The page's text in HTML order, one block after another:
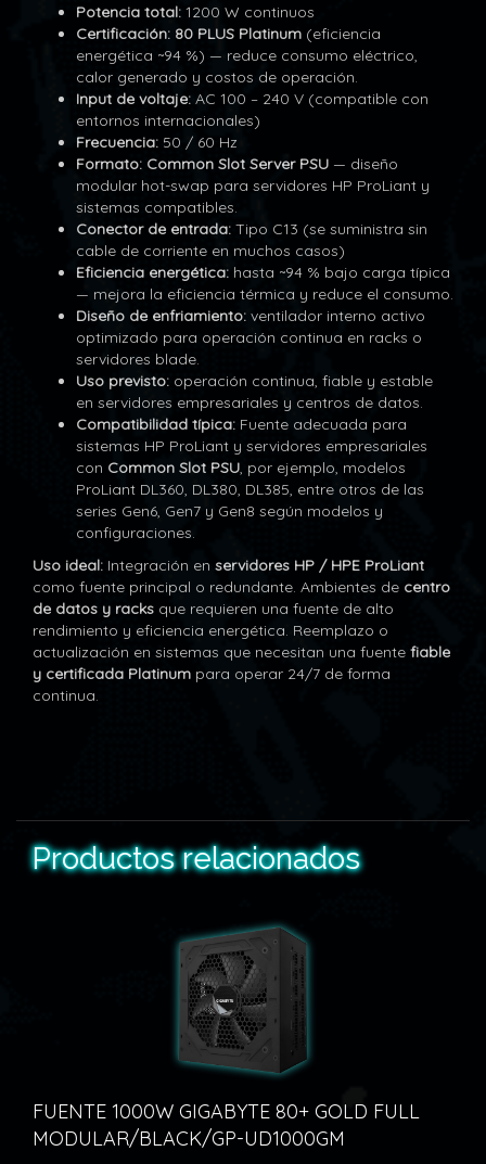
Potencia total: 1200 W continuos
Certificación: 80 PLUS Platinum (eficiencia
energética ~94 %) — reduce consumo eléctrico,
calor generado y costos de operación.
Input de voltaje: AC 100 – 240 V (compatible con
entornos internacionales)
Frecuencia: 50 / 60 Hz
Formato: Common Slot Server PSU — diseño
modular hot-swap para servidores HP ProLiant y
sistemas compatibles.
Conector de entrada: Tipo C13 (se suministra sin
cable de corriente en muchos casos)
Eficiencia energética: hasta ~94 % bajo carga típica
— mejora la eficiencia térmica y reduce el consumo.
Diseño de enfriamiento: ventilador interno activo
optimizado para operación continua en racks o
servidores blade.
Uso previsto: operación continua, fiable y estable
en servidores empresariales y centros de datos.
Compatibilidad típica: Fuente adecuada para
sistemas HP ProLiant y servidores empresariales
con Common Slot PSU , por ejemplo, modelos
ProLiant DL360, DL380, DL385, entre otros de las
series Gen6, Gen7 y Gen8 según modelos y
configuraciones.
Uso ideal: Integración en servidores HP / HPE ProLiant
como fuente principal o redundante. Ambientes de centro
de datos y racks que requieren una fuente de alto
rendimiento y eficiencia energética. Reemplazo o
actualización en sistemas que necesitan una fuente fiable
y certificada Platinum para operar 24/7 de forma
continua.
Productos relacionados
GIGABYTE 80+ GOLD FULL
GP-UD1000GM